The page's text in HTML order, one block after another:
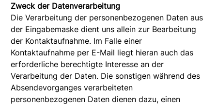
Zweck der Datenverarbeitung
Die Verarbeitung der personenbezogenen Daten aus
der Eingabemaske dient uns allein zur Bearbeitung
der Kontaktaufnahme. Im Falle einer
Kontaktaufnahme per E-Mail liegt hieran auch das
erforderliche berechtigte Interesse an der
Verarbeitung der Daten. Die sonstigen während des
Absendevorganges verarbeiteten
personenbezogenen Daten dienen dazu, einen